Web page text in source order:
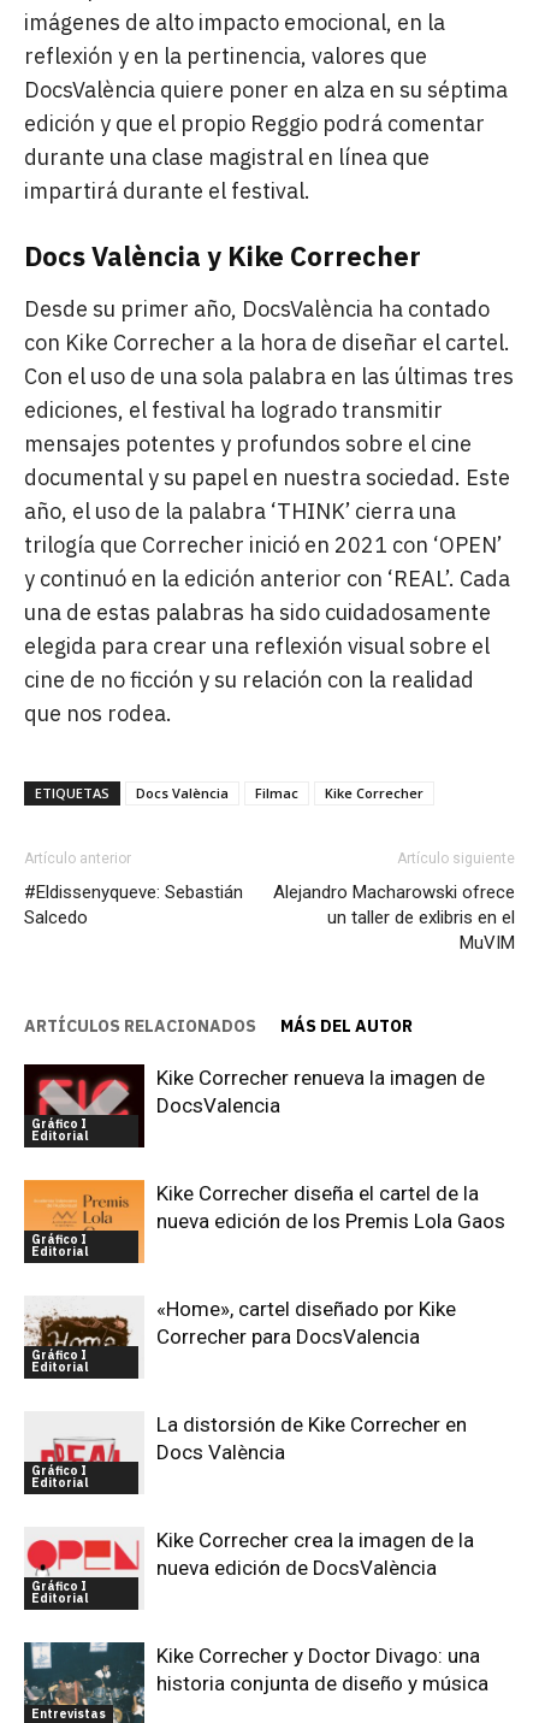
imágenes de alto impacto emocional, en la
reflexión y en la pertinencia, valores que
DocsValència quiere poner en alza en su séptima
edición y que el propio Reggio podrá comentar
durante una clase magistral en línea que
impartirá durante el festival.
Docs València y Kike Correcher
Desde su primer año, DocsValència ha contado
con Kike Correcher a la hora de diseñar el cartel.
Con el uso de una sola palabra en las últimas tres
ediciones, el festival ha logrado transmitir
mensajes potentes y profundos sobre el cine
documental y su papel en nuestra sociedad. Este
año, el uso de la palabra ‘THINK’ cierra una
trilogía que Correcher inició en 2021 con ‘OPEN’
y continuó en la edición anterior con ‘REAL’. Cada
una de estas palabras ha sido cuidadosamente
elegida para crear una reflexión visual sobre el
cine de no ficción y su relación con la realidad
que nos rodea.
ETIQUETAS Docs València Filmac Kike Correcher
Artículo anterior
#Eldissenyqueve: Sebastián
Salcedo
Artículo siguiente
Alejandro Macharowski ofrece
un taller de exlibris en el
MuVIM
ARTÍCULOS RELACIONADOS MÁS DEL AUTOR
Gráfico I
Editorial
Kike Correcher renueva la imagen de
DocsValencia
Gráfico I
Editorial
Kike Correcher diseña el cartel de la
nueva edición de los Premis Lola Gaos
Gráfico I
Editorial
«Home», cartel diseñado por Kike
Correcher para DocsValencia
Gráfico I
Editorial
La distorsión de Kike Correcher en
Docs València
Gráfico I
Editorial
Kike Correcher crea la imagen de la
nueva edición de DocsValència
Entrevistas
Kike Correcher y Doctor Divago: una
historia conjunta de diseño y música